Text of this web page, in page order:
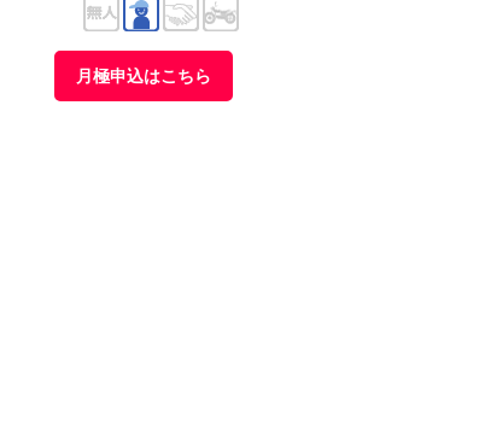
月極申込はこちら